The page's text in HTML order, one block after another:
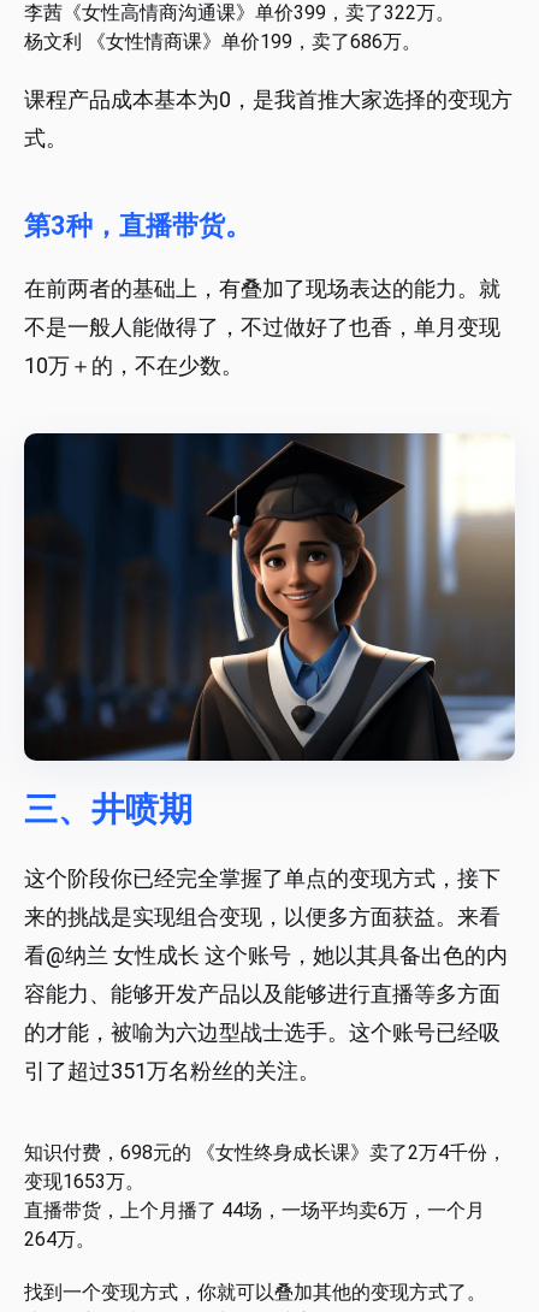
李茜《女性高情商沟通课》单价399，卖了322万。
杨文利 《女性情商课》单价199，卖了686万。
课程产品成本基本为0，是我首推大家选择的变现方
式。
第3种，直播带货。
在前两者的基础上，有叠加了现场表达的能力。就
不是一般人能做得了，不过做好了也香，单月变现
10万＋的，不在少数。
三、井喷期
这个阶段你已经完全掌握了单点的变现方式，接下
来的挑战是实现组合变现，以便多方面获益。来看
看@纳兰 女性成长 这个账号，她以其具备出色的内
容能力、能够开发产品以及能够进行直播等多方面
的才能，被喻为六边型战士选手。这个账号已经吸
引了超过351万名粉丝的关注。
知识付费，698元的 《女性终身成长课》卖了2万4千份，
变现1653万。
直播带货，上个月播了 44场，一场平均卖6万，一个月
264万。
找到一个变现方式，你就可以叠加其他的变现方式了。